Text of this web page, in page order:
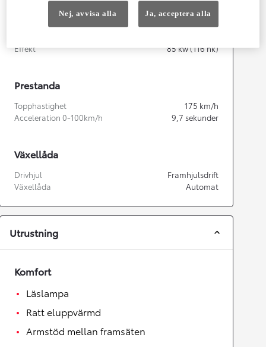
3
Effekt
85 kw (116 hk)
Prestanda
Topphastighet 175 km/h
Acceleration 0-100km/h
9,7 sekunder
Växellåda
Drivhjul
Framhjulsdrift
Växellåda
Automat
Utrustning
Komfort
Läslampa
Ratt eluppvärmd
Armstöd mellan framsäten
Nej, avvisa alla Ja, acceptera alla